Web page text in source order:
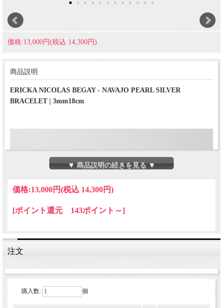
価格:13,000円(税込 14,300円)
商品説明
ERICKA NICOLAS BEGAY - NAVAJO PEARL SILVER
BRACELET | 3mm18cm
▼ 商品説明の続きを見る ▼
価格:13,000円(税込 14,300円)
[ポイント還元 143ポイント～]
注文
購入数: 個